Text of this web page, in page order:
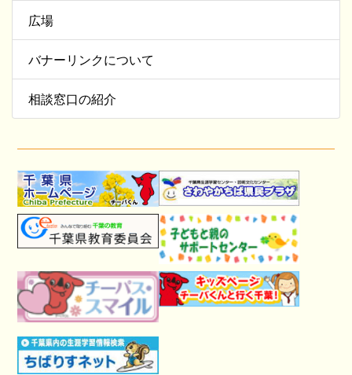
広場
バナーリンクについて
相談窓口の紹介